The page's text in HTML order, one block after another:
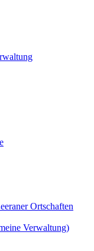
Ortschaften
Verwaltung)